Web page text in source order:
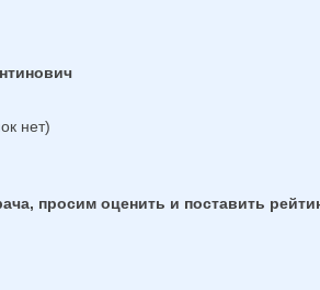
нет)
просим оценить и поставить